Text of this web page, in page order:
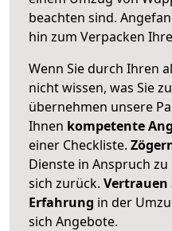
beachten sind.
hin zum Verpacken
Wenn Sie durch Ihren
nicht wissen, was Sie
übernehmen unsere
Ihnen kompetente
einer Checkliste.
Dienste in Anspruch
sich zurück. Vertrauen
Erfahrung in der
sich Angebote.